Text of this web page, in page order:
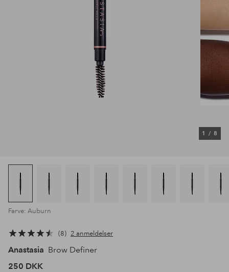
1 / 8
Farve: Auburn
8 2 anmeldelser
Anastasia Brow Definer
250 DKK